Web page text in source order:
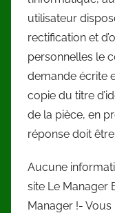
utilisateur
rectification et
personnelles le
demande écrite
copie du titre
de la pièce, en
réponse doit
Aucune
site Le Manager
Manager !-